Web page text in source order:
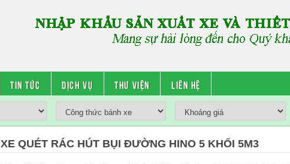
Tin tức Dịch vụ Thư viện Liên hệ
XE QUÉT RÁC HÚT BỤI ĐƯỜNG HINO 5 KHỐI 5M3